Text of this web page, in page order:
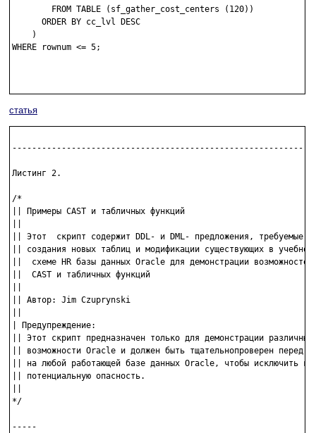
        FROM TABLE (sf_gather_cost_centers (120))
      ORDER BY cc_lvl DESC
    )
WHERE rownum <= 5;
статья
Листинг 2.
/*
|| Примеры CAST и табличных функций
|| Этот  скрипт содержит DDL- и DML- предложения, требуемые
|| создания новых таблиц и модификации существующих в учебной
||  схеме HR базы данных Oracle для демонстрации возможностей
||  CAST и табличных функций
|| Автор: Jim Czuprynski
| Предупреждение:
|| Этот скрипт предназначен только для демонстрации различных
|| возможности Oracle и должен быть тщательнопроверен перед
|| на любой работающей базе данных Oracle, чтобы исключить
|| потенциальную опасность.
*/
-----